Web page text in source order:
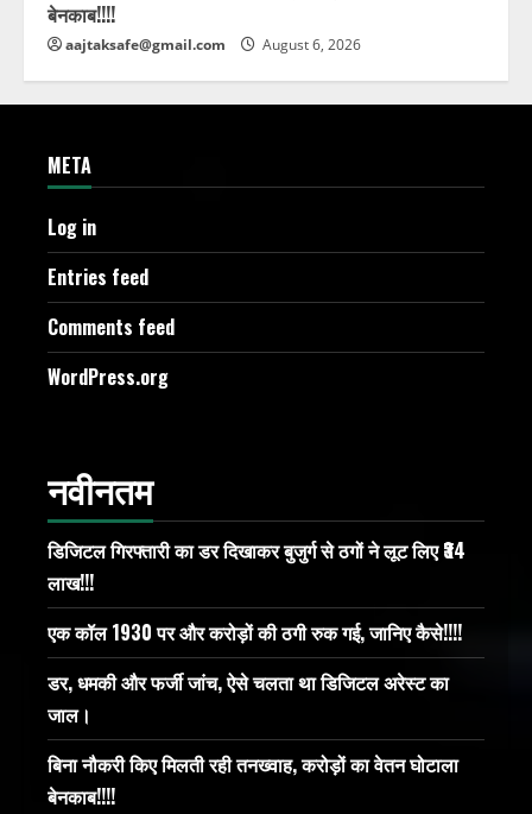
बेनकाब!!!!
aajtaksafe@gmail.com August 6, 2026
META
Log in
Entries feed
Comments feed
WordPress.org
नवीनतम
डिजिटल गिरफ्तारी का डर दिखाकर बुजुर्ग से ठगों ने लूट लिए ₹34
लाख!!!
एक कॉल 1930 पर और करोड़ों की ठगी रुक गई, जानिए कैसे!!!!
डर, धमकी और फर्जी जांच, ऐसे चलता था डिजिटल अरेस्ट का
जाल।
बिना नौकरी किए मिलती रही तनख्वाह, करोड़ों का वेतन घोटाला
बेनकाब!!!!